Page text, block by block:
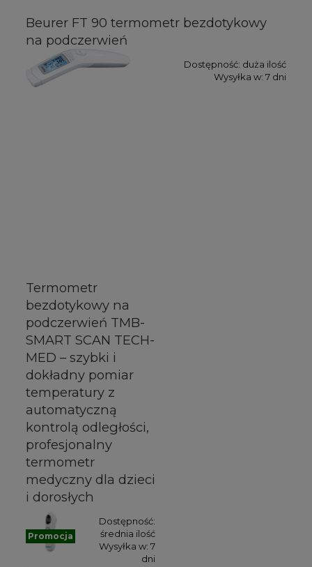
Beurer FT 90 termometr bezdotykowy
na podczerwień
Dostępność: duża ilość
Wysyłka w: 7 dni
Termometr
bezdotykowy na
podczerwień TMB-
SMART SCAN TECH-
MED – szybki i
dokładny pomiar
temperatury z
automatyczną
kontrolą odległości,
profesjonalny
termometr
medyczny dla dzieci
i dorosłych
Dostępność:
średnia ilość
Wysyłka w: 7
dni
Promocja